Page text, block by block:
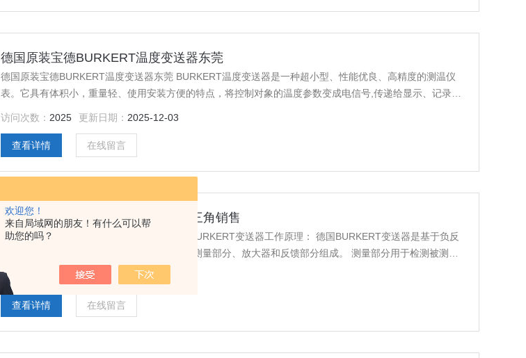
欢迎您！
来自局域网的朋友！有什么可以帮
助您的吗？
德国原装宝德BURKERT温度变送器东莞
德国原装宝德BURKERT温度变送器东莞 BURKERT温度变送器是一种超小型、性能优良、高精度的测温仪
表。它具有体积小，重量轻、使用安装方便的特点，将控制对象的温度参数变成电信号,传递给显示、记录和
的测
访问次数： 2025 更新日期： 2025-12-03
查看详情 在线留言
进口*德国宝德BURKERT变送器长三角销售
进口*德国宝德BURKERT变送器长三角销售 BURKERT变送器工作原理： 德国BURKERT变送器是基于负反
馈原理工作的，宝德BURKERT变送器主要由测量部分、放大器和反馈部分组成。 测量部分用于检测被测变
量X，并将其转换成能被放大器接受的输入信号ZI（电压、电流、位移、作用力或力矩等信号）。 反馈部分
则把变送器的输出信号Y转换成反馈信号ZF，再回送至输入端。ZI与调零信号ZO的代数和同反
访问次数： 更新日期： 2025-12-03
查看详情 在线留言